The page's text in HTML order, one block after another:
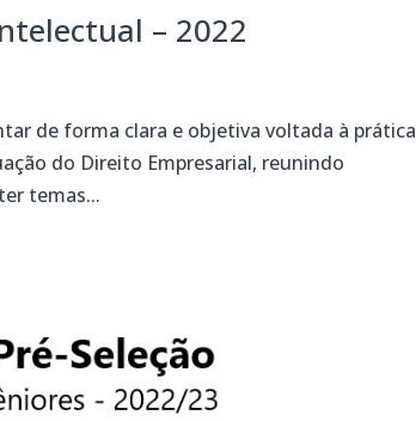
– 2022
de forma clara e objetiva voltada à prática
do Direito Empresarial, reunindo
temas...